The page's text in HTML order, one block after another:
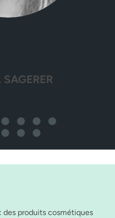
des produits cosmétiques